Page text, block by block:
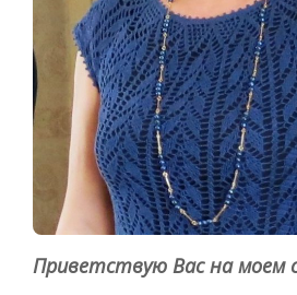
Приветствую Вас на моем